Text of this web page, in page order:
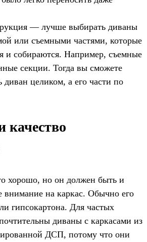
— лучше выбирать диваны
или съемными частями, которые
и собираются. Например, съемные
секции. Тогда вы сможете
диван целиком, а его части по
качество
хорошо, но он должен быть и
на каркас. Обычно его
гипсокартона. Для частых
диваны с каркасами из
ДСП, потому что они